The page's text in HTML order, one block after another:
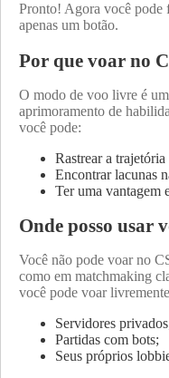
Pronto! Agora você pode
apenas um botão.
Por que voar no
O modo de voo livre é
aprimoramento de
você pode:
Rastrear a trajetória
Encontrar lacunas
Ter uma vantagem
Onde posso usar
Você não pode voar no
como em matchmaking
você pode voar
Servidores
Partidas com bots;
Seus próprios